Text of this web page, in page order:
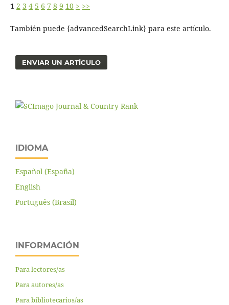
1 2 3 4 5 6 7 8 9 10 > >>
También puede {advancedSearchLink} para este artículo.
ENVIAR UN ARTÍCULO
IDIOMA
Español (España)
English
Português (Brasil)
INFORMACIÓN
Para lectores/as
Para autores/as
Para bibliotecarios/as